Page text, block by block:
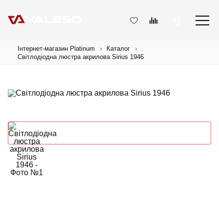
Інтернет-магазин Platinum
Каталог
Світлодіодна люстра акрилова Sirius 1946